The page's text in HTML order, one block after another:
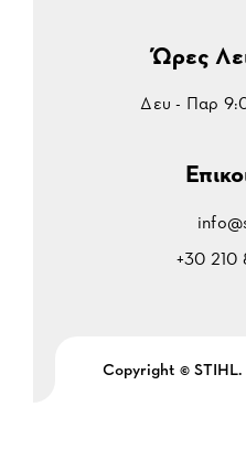
Ώρες
Δευ - Παρ
+30
Copyright ©